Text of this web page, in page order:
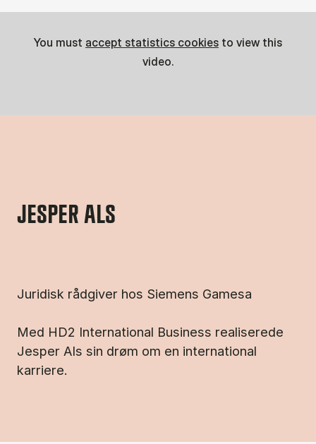
JESPER ALS
Juridisk rådgiver hos Siemens Gamesa
Med HD2 International Business realiserede
Jesper Als sin drøm om en international
karriere.
You must accept statistics cookies to view this
video.